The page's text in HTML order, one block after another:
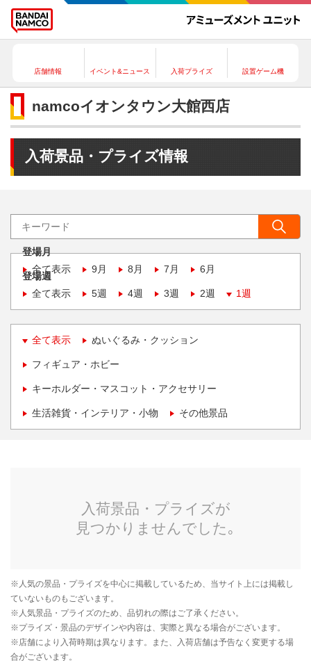
店舗情報 イベント&ニュース 入荷プライズ 設置ゲーム機
namcoイオンタウン大館西店
入荷景品・プライズ情報
登場月
全て表示
9月 8月 7月 6月
登場週
全て表示
5週 4週 3週 2週 1週
全て表示 ぬいぐるみ・クッション
フィギュア・ホビー
キーホルダー・マスコット・アクセサリー
生活雑貨・インテリア・小物 その他景品